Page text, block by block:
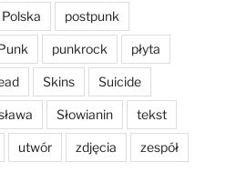
Polska postpunk
punkrock płyta
Skins Suicide
Słowianin tekst
utwór zdjęcia zespół